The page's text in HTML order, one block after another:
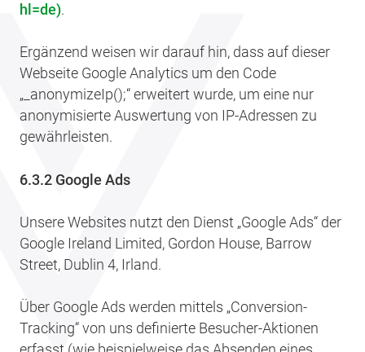
hl=de).
Ergänzend weisen wir darauf hin, dass auf dieser
Webseite Google Analytics um den Code
„_anonymizeIp();“ erweitert wurde, um eine nur
anonymisierte Auswertung von IP-Adressen zu
gewährleisten.
6.3.2 Google Ads
Unsere Websites nutzt den Dienst „Google Ads“ der
Google Ireland Limited, Gordon House, Barrow
Street, Dublin 4, Irland.
Über Google Ads werden mittels „Conversion-
Tracking“ von uns definierte Besucher-Aktionen